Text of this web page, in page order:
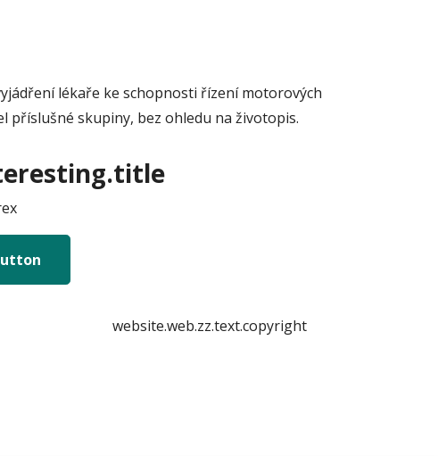
lékaře ke schopnosti řízení motorových
příslušné skupiny, bez ohledu na životopis.
website.web.zz.text.copyright